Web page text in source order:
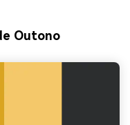
Outono